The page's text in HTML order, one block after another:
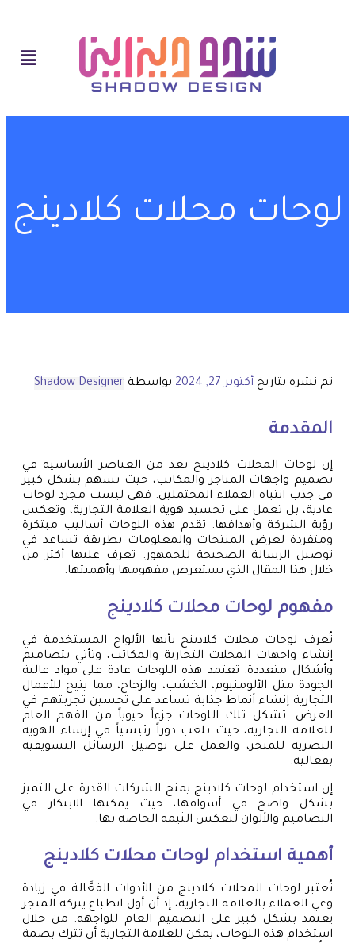
لوحات محلات كلادينج
تم نشره بتاريخ أكتوبر 27, 2024 بواسطة Shadow Designer
المقدمة
إن لوحات المحلات كلادينج تعد من العناصر الأساسية في
تصميم واجهات المتاجر والمكاتب، حيث تسهم بشكل كبير
في جذب انتباه العملاء المحتملين. فهي ليست مجرد لوحات
عادية، بل تعمل على تجسيد هوية العلامة التجارية، وتعكس
رؤية الشركة وأهدافها. تقدم هذه اللوحات أساليب مبتكرة
ومتفردة لعرض المنتجات والمعلومات بطريقة تساعد في
توصيل الرسالة الصحيحة للجمهور. تعرف عليها أكثر من
خلال هذا المقال الذي يستعرض مفهومها وأهميتها.
مفهوم لوحات محلات كلادينج
تُعرف لوحات محلات كلادينج بأنها الألواح المستخدمة في
إنشاء واجهات المحلات التجارية والمكاتب، وتأتي بتصاميم
وأشكال متعددة. تعتمد هذه اللوحات عادة على مواد عالية
الجودة مثل الألومنيوم، الخشب، والزجاج، مما يتيح للأعمال
التجارية إنشاء أنماط جذابة تساعد على تحسين تجربتهم في
العرض. تشكل تلك اللوحات جزءاً حيوياً من الفهم العام
للعلامة التجارية، حيث تلعب دوراً رئيسياً في إرساء الهوية
البصرية للمتجر، والعمل على توصيل الرسائل التسويقية
بفعالية.
إن استخدام لوحات كلادينج يمنح الشركات القدرة على التميز
بشكل واضح في أسواقها، حيث يمكنها الابتكار في
التصاميم والألوان لتعكس الثيمة الخاصة بها.
أهمية استخدام لوحات محلات كلادينج
تُعتبر لوحات المحلات كلادينج من الأدوات الفعَّالة في زيادة
وعي العملاء بالعلامة التجارية، إذ أن أول انطباع يتركه المتجر
يعتمد بشكل كبير على التصميم العام للواجهة. من خلال
استخدام هذه اللوحات، يمكن للعلامة التجارية أن تترك بصمة